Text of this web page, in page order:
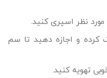
نظر اسپری کنید.
و اجازه دهید تا سم
تهویه کنید.